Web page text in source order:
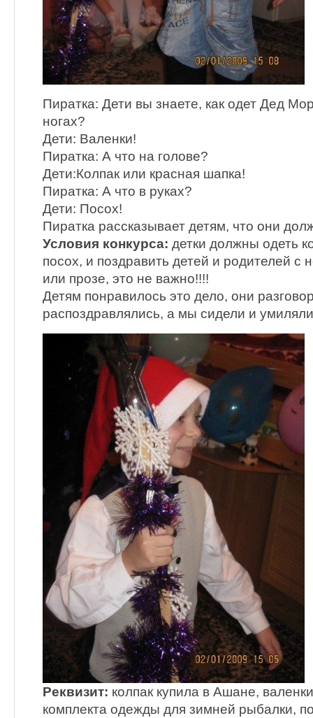
Пиратка: Дети вы знаете, как одет Дед
ногах?
Дети: Валенки!
Пиратка: А что на голове?
Дети:Колпак или красная шапка!
Пиратка: А что в руках?
Дети: Посох!
Пиратка рассказывает детям, что они
Условия конкурса: детки должны одеть
посох, и поздравить детей и родителей с
или прозе, это не важно!!!!
Детям понравилось это дело, они
распоздравлялись, а мы сидели и
Реквизит: колпак купила в Ашане,
комплекта одежды для зимней рыбалки,